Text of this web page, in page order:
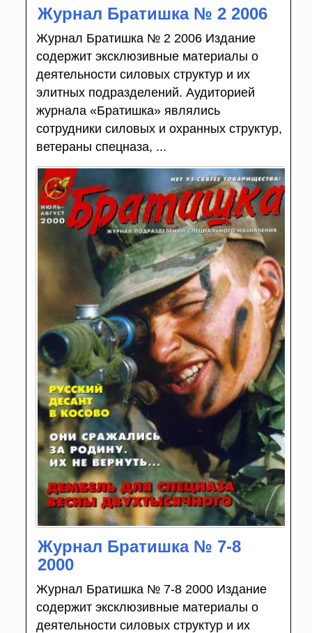
Журнал Братишка № 2 2006
Журнал Братишка № 2 2006 Издание
содержит эксклюзивные материалы о
деятельности силовых структур и их
элитных подразделений. Аудиторией
журнала «Братишка» являлись
сотрудники силовых и охранных структур,
ветераны спецназа, ...
Журнал Братишка № 7-8
2000
Журнал Братишка № 7-8 2000 Издание
содержит эксклюзивные материалы о
деятельности силовых структур и их